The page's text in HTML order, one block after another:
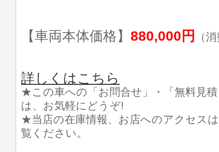
【車両本体価格】 880,000円 （
詳しくはこちら
★この車への「お問合せ」・「無料見
は、お気軽にどうぞ!
★当店の在庫情報、お店へのアクセス
覧ください。